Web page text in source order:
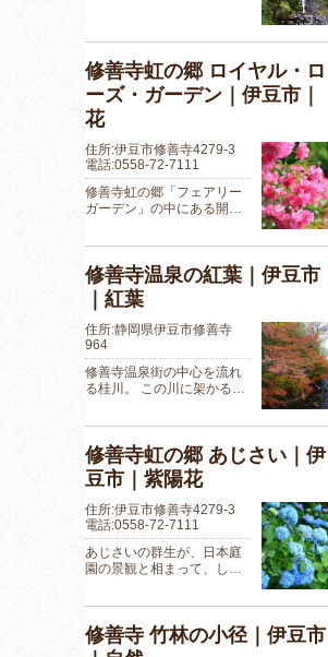
修善寺虹の郷 ロイヤル・ロ
ーズ・ガーデン｜伊豆市｜
花
住所:伊豆市修善寺4279-3
電話:0558-72-7111
修善寺虹の郷「フェアリー
ガーデン」の中にある開…
修善寺温泉の紅葉｜伊豆市
｜紅葉
住所:静岡県伊豆市修善寺
964
修善寺温泉街の中心を流れ
る桂川。 この川に架かる…
修善寺虹の郷 あじさい｜伊
豆市｜紫陽花
住所:伊豆市修善寺4279-3
電話:0558-72-7111
あじさいの群生が、日本庭
園の景観と相まって、し…
修善寺 竹林の小径｜伊豆市